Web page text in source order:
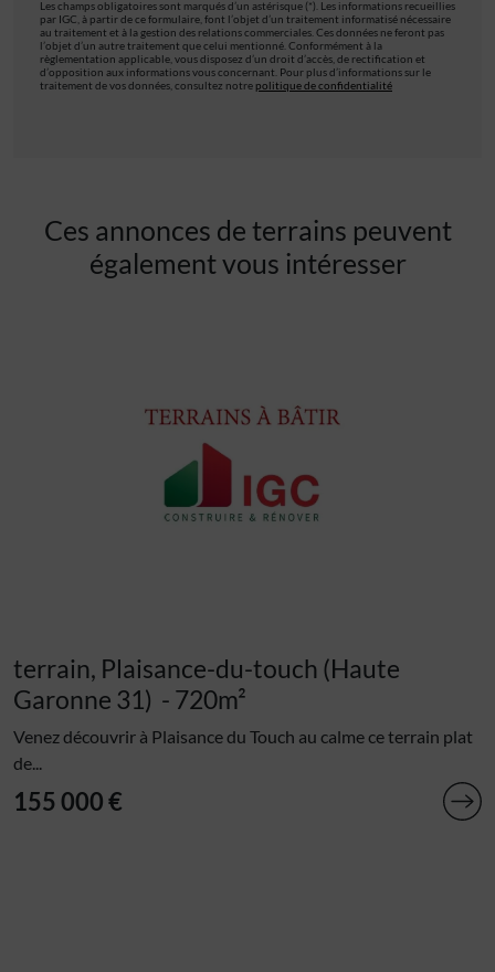
Les champs obligatoires sont marqués d’un astérisque (*). Les informations recueillies
par IGC, à partir de ce formulaire, font l’objet d’un traitement informatisé nécessaire
au traitement et à la gestion des relations commerciales. Ces données ne feront pas
l’objet d’un autre traitement que celui mentionné. Conformément à la
règlementation applicable, vous disposez d’un droit d’accès, de rectification et
d’opposition aux informations vous concernant. Pour plus d’informations sur le
traitement de vos données, consultez notre politique de confidentialité
Ces annonces de terrains peuvent
également vous intéresser
terrain, Plaisance-du-touch (Haute
Garonne 31) - 720m²
Venez découvrir à Plaisance du Touch au calme ce terrain plat
de...
155 000 €